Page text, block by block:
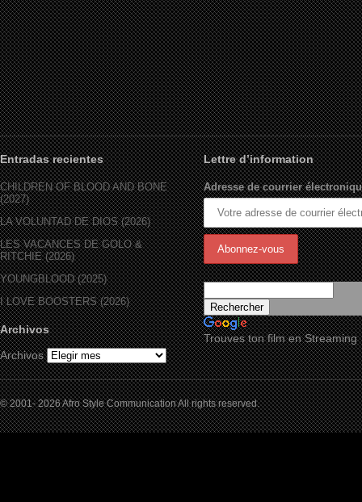
Entradas recientes
CHILDREN OF BLOOD AND BONE
(2027)
LA VOLUNTAD DE DIOS (2026)
LES VACANCES DE GOLO &
RITCHIE (2026)
YOUNGBLOOD (2025)
I LOVE BOOSTERS (2026)
Archivos
Archivos
Lettre d’information
Adresse de courrier
Trouves ton film en Streaming
© 2001- 2026 Afro Style Communication All rights reserved.